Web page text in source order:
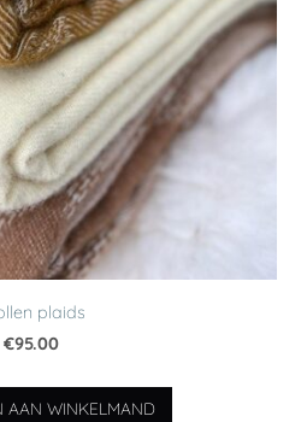
plaids
€95.00
AAN WINKELMAND